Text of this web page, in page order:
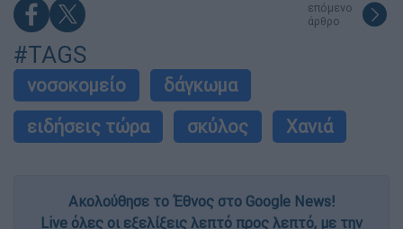
επόμενο
άρθρο
#TAGS
νοσοκομείο
δάγκωμα
ειδήσεις τώρα
σκύλος Χανιά
Ακολούθησε το Έθνος στο Google News!
Live όλες οι εξελίξεις λεπτό προς λεπτό, με την